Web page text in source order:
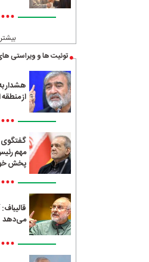
•••
بیشتر
توئیت ها و ویراستی
هشدار
از
•••
مهم
پخش
•••
می‌دهد
•••